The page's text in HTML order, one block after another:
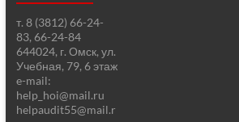
т. 8 (3812) 66-24-
83, 66-24-84
644024, г. Омск, ул.
Учебная, 79, 6 этаж
e-mail:
help_hoi@mail.ru
helpaudit55@mail.r